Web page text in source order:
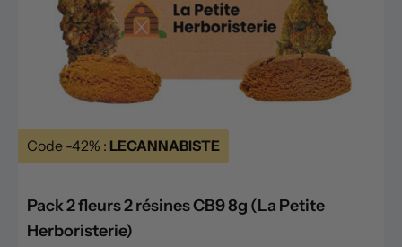
Code -42% : LECANNABISTE
Pack 2 fleurs 2 résines CB9 8g (La Petite
Herboristerie)